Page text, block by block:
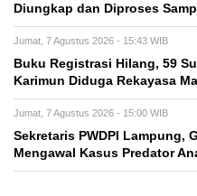
Diungkap dan Diproses
Jumat, 7 Agustus 2026 - 15:43 WIB
Buku Registrasi Hilang, 59
Karimun Diduga Rekayasa
Jumat, 7 Agustus 2026 - 15:00 WIB
Sekretaris PWDPI Lampung,
Mengawal Kasus Predator